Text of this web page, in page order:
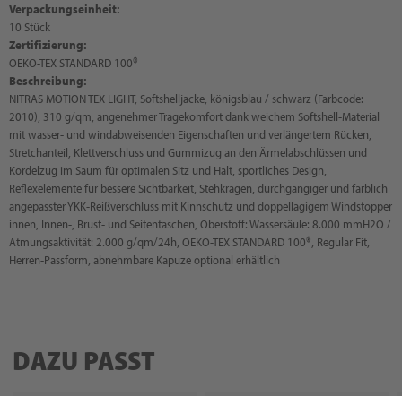
Verpackungseinheit:
10 Stück
Zertifizierung:
OEKO-TEX STANDARD 100®
Beschreibung:
NITRAS MOTION TEX LIGHT, Softshelljacke, königsblau / schwarz (Farbcode:
2010), 310 g/qm, angenehmer Tragekomfort dank weichem Softshell-Material
mit wasser- und windabweisenden Eigenschaften und verlängertem Rücken,
Stretchanteil, Klettverschluss und Gummizug an den Ärmelabschlüssen und
Kordelzug im Saum für optimalen Sitz und Halt, sportliches Design,
Reflexelemente für bessere Sichtbarkeit, Stehkragen, durchgängiger und farblich
angepasster YKK-Reißverschluss mit Kinnschutz und doppellagigem Windstopper
innen, Innen-, Brust- und Seitentaschen, Oberstoff: Wassersäule: 8.000 mmH2O /
Atmungsaktivität: 2.000 g/qm/24h, OEKO-TEX STANDARD 100®, Regular Fit,
Herren-Passform, abnehmbare Kapuze optional erhältlich
DAZU PASST